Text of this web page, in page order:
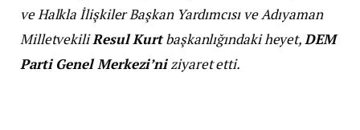
ve Halkla İlişkiler Başkan Yardımcısı ve Adıyaman
MilletvekiliResul Kurtbaşkanlığındaki heyet,DEM
Parti Genel Merkezi’niziyaret etti.